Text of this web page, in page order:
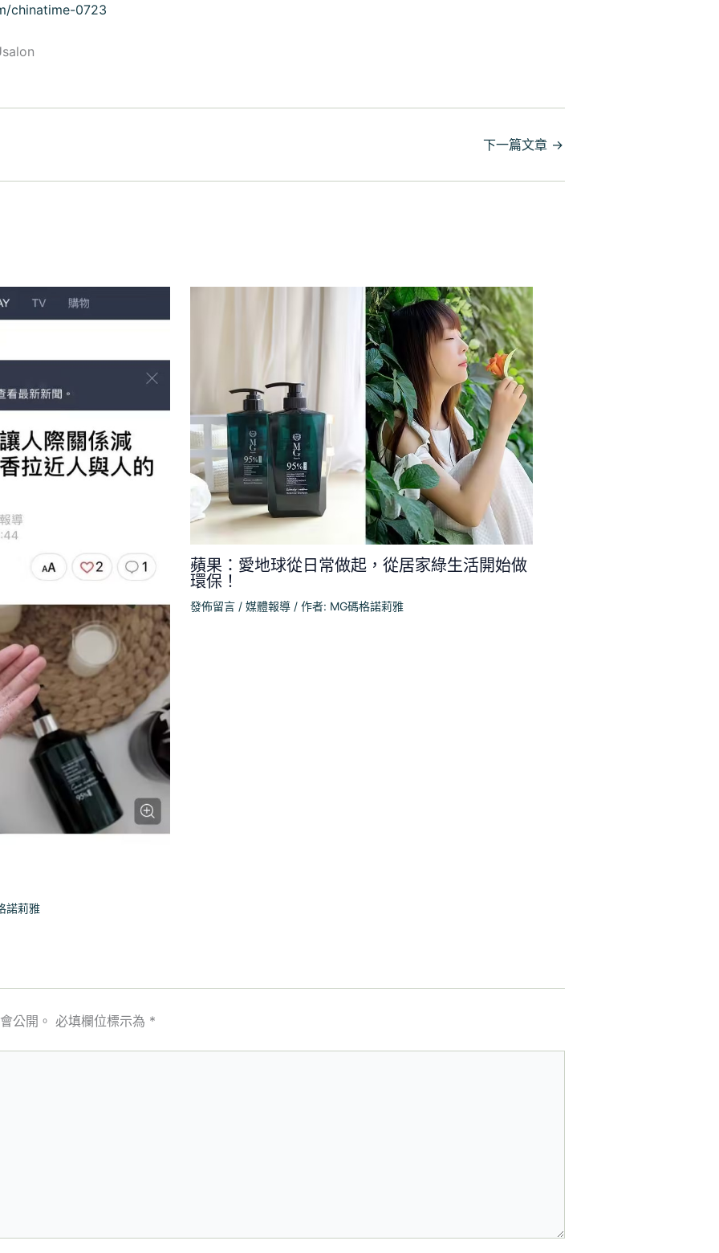
chinatime-0723
下一篇文章 →
諾莉雅
蘋果：愛地球從日常做起，從居家綠生活開始做
環保！
發佈留言 / 媒體報導/ 作者: MG碼格諾莉雅
公開。 必填欄位標示為 *